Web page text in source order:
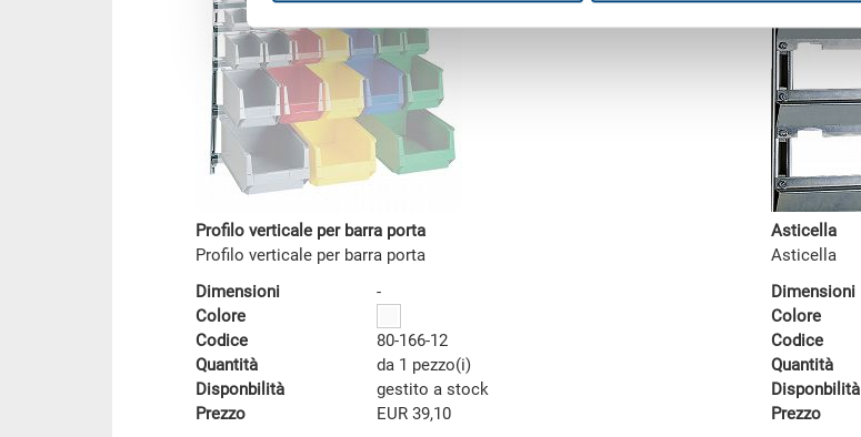
Profilo verticale per barra porta
Profilo verticale per barra porta
Dimensioni
-
Colore
Codice
80-166-12
Quantità
da 1 pezzo(i)
Disponbilità
gestito a stock
Prezzo
EUR 39,10
Asticella
Asticella
Dimensioni
Colore
Codice
Quantità
Disponbilità
Prezzo